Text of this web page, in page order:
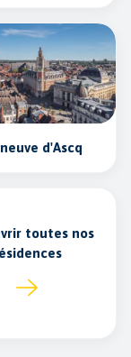
d'Ascq
toutes nos